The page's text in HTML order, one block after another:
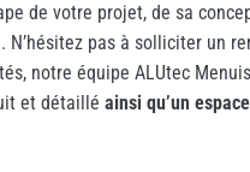
de votre projet, de sa
N’hésitez pas à solliciter un
notre équipe ALUtec
et détailléainsi qu’un